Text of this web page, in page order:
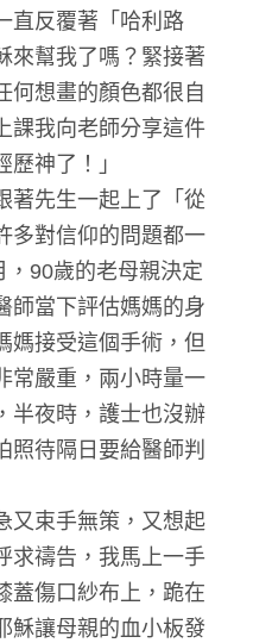
直反覆著「哈利路
來幫我了嗎？緊接著
何想畫的顏色都很自
課我向老師分享這件
神了！」
著先生一起上了「從
多對信仰的問題都一
90歲的老母親決定
師當下評估媽媽的身
媽接受這個手術，但
常嚴重，兩小時量一
半夜時，護士也沒辦
照待隔日要給醫師判
又束手無策，又想起
求禱告，我馬上一手
蓋傷口紗布上，跪在
穌讓母親的血小板發